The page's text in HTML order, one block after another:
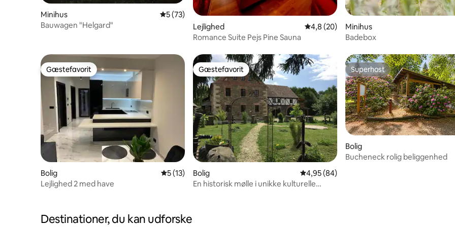
Minihus 5 ud af 5 i gennemsnitlig bedømmelse, 73 omtaler
5 (73)
Bauwagen "Helgard"
Lejlighed 4,8 ud af 5 i gennemsnitlig bedømmelse,
4,8 (20)
Romance Suite Pejs Pine Sauna
Minihus
Badebox
Gæstefavorit
Gæstefavorit
Bolig 5 ud af 5 i gennemsnitlig bedømmelse, 13 omtaler
5 (13)
Lejlighed 2 med have
Gæstefavorit
Gæstefavorit
Bolig 4,95 ud af 5 i gennemsnitlig bedømmelse,
4,95 (84)
En historisk mølle i unikke kulturelle
Superhost
Superhost
Bolig
Bucheneck rolig beliggenhed
Destinationer, du kan udforske